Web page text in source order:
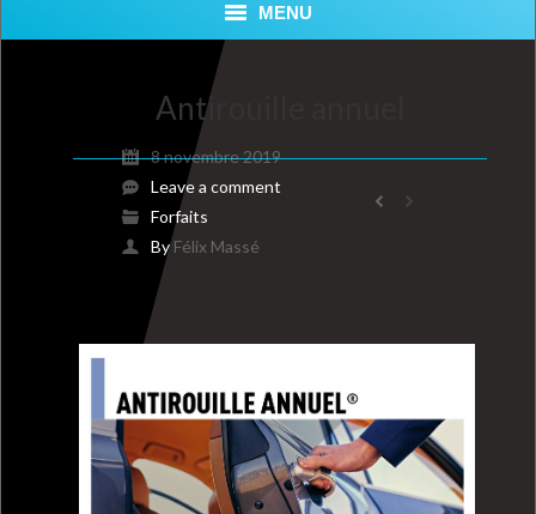
MENU
QUALITÉ CERTIFIÉE
NOUS TROUVER
FORFAITS
EMPLOIS
Antirouille annuel
8 novembre 2019
Leave a comment
Forfaits
ByFélix Massé